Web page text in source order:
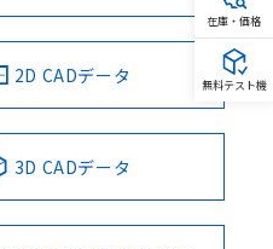
2D CADデータ
3D CADデータ
在庫・価格
無料テスト機